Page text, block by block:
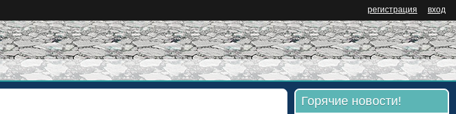
вход
регистрация
Горячие новости!